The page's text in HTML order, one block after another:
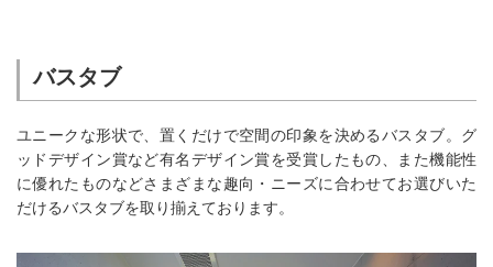
バスタブ
ユニークな形状で、置くだけで空間の印象を決めるバスタブ。グ
ッドデザイン賞など有名デザイン賞を受賞したもの、また機能性
に優れたものなどさまざまな趣向・ニーズに合わせてお選びいた
だけるバスタブを取り揃えております。